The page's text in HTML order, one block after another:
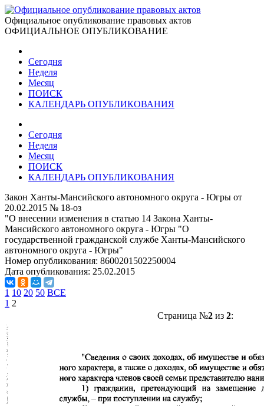
Официальное опубликование правовых актов
ОФИЦИАЛЬНОЕ ОПУБЛИКОВАНИЕ
Сегодня
Неделя
Месяц
ПОИСК
КАЛЕНДАРЬ ОПУБЛИКОВАНИЯ
Сегодня
Неделя
Месяц
ПОИСК
КАЛЕНДАРЬ ОПУБЛИКОВАНИЯ
Закон Ханты-Мансийского автономного округа - Югры от
20.02.2015 № 18-оз
"О внесении изменения в статью 14 Закона Ханты-
Мансийского автономного округа - Югры "О
государственной гражданской службе Ханты-Мансийского
автономного округа - Югры"
Номер опубликования: 8600201502250004
Дата опубликования: 25.02.2015
1 10 20 50 ВСЕ
1 2
Страница №2из 2: